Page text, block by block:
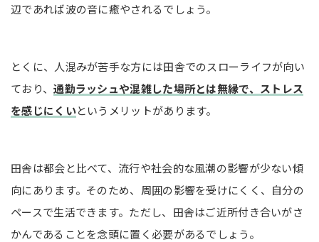
辺であれば波の音に癒やされるでしょう。
とくに、人混みが苦手な方には田舎でのスローライフが向い
ており、通勤ラッシュや混雑した場所とは無縁で、ストレス
を感じにくいというメリットがあります。
田舎は都会と比べて、流行や社会的な風潮の影響が少ない傾
向にあります。そのため、周囲の影響を受けにくく、自分の
ペースで生活できます。ただし、田舎はご近所付き合いがさ
かんであることを念頭に置く必要があるでしょう。